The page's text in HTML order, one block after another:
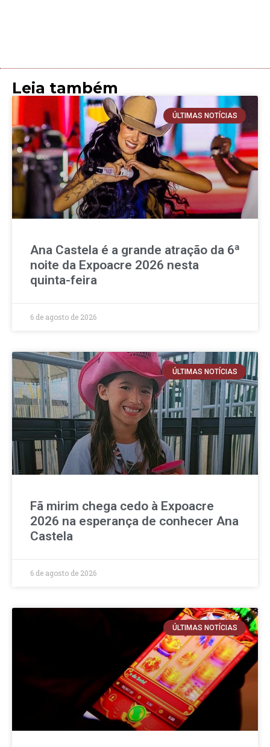
Leia também
ÚLTIMAS NOTÍCIAS
Ana Castela é a grande atração da 6ª
noite da Expoacre 2026 nesta
quinta-feira
6 de agosto de 2026
ÚLTIMAS NOTÍCIAS
Fã mirim chega cedo à Expoacre
2026 na esperança de conhecer Ana
Castela
6 de agosto de 2026
ÚLTIMAS NOTÍCIAS